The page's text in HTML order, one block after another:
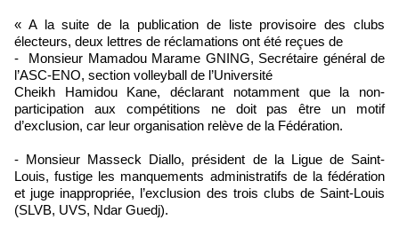
« A la suite de la publication de liste provisoire des clubs
électeurs, deux lettres de réclamations ont été reçues de
- Monsieur Mamadou Marame GNING, Secrétaire général de
l’ASC-ENO, section volleyball de l’Université
Cheikh Hamidou Kane, déclarant notamment que la non-
participation aux compétitions ne doit pas être un motif
d’exclusion, car leur organisation relève de la Fédération.
- Monsieur Masseck Diallo, président de la Ligue de Saint-
Louis, fustige les manquements administratifs de la fédération
et juge inappropriée, l’exclusion des trois clubs de Saint-Louis
(SLVB, UVS, Ndar Guedj).